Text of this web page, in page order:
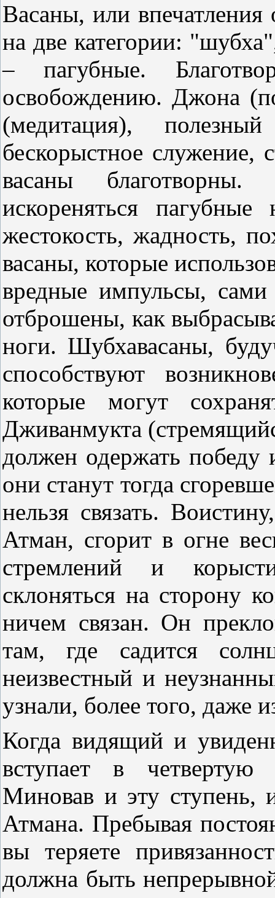
Васаны, или
на две категории:
– пагубные.
освобождению. Джона
(медитация), полезный
бескорыстное служение,
васаны
искореняться
жестокость, жадность,
васаны, которые
вредные импульсы,
отброшены, как
ноги. Шубхавасаны,
способствуют
которые могут
Дживанмукта
должен одержать
они станут тогда
нельзя связать.
Атман, сгорит в огне
стремлений и
склоняться на сторону
ничем связан. Он
там, где садится
неизвестный и
узнали, более того, даже
Когда видящий и
вступает в
Миновав и эту ступень,
Атмана. Пребывая
вы теряете
должна быть